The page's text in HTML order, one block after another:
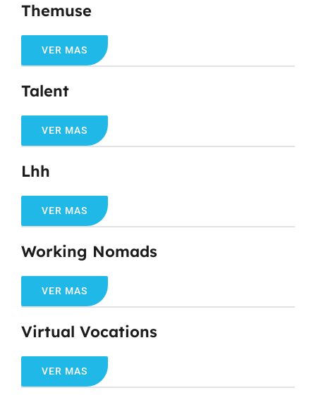
Themuse
VER MAS
Talent
VER MAS
Lhh
VER MAS
Working Nomads
VER MAS
Virtual Vocations
VER MAS